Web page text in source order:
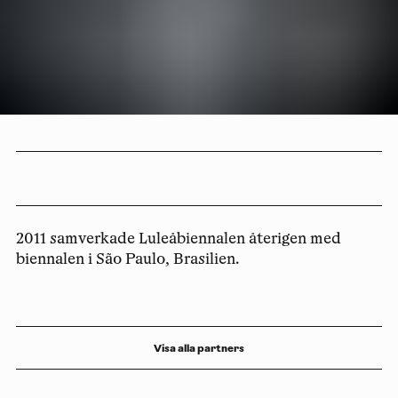
2011 samverkade Luleåbiennalen återigen med
biennalen i São Paulo, Brasilien.
Visa alla partners